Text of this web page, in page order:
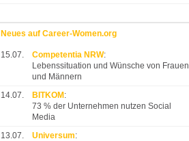
Neues auf Career-Women.org
Competentia NRW:
Lebenssituation und Wünsche von Frauen
und Männern
15.07.
BITKOM :
73 % der Unternehmen nutzen Social
Media
14.07.
Universum:
13.07.